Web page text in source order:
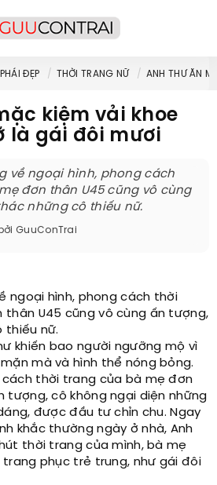
ĐẸP THỜI TRANG NỮ ANH THƯ ĂN
kiệm vải khoe
là gái đôi mươi
về ngoại hình, phong cách
đơn thân U45 cũng vô cùng
những cô thiếu nữ.
GuuConTrai
ngoại hình, phong cách thời
U45 cũng vô cùng ấn tượng,
thiếu nữ.
khiến bao người ngưỡng mộ vì
mà và hình thể nóng bỏng.
cách thời trang của bà mẹ đơn
tượng, cô không ngại diện những
được đầu tư chỉn chu. Ngay
khắc thường ngày ở nhà, Anh
thời trang của mình, bà mẹ
phục trẻ trung, như gái đôi